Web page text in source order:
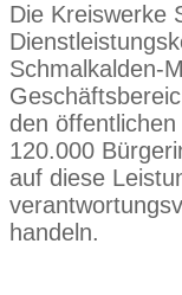
Die Kreiswerke
Schmalkalden-
den
120.000
auf diese
handeln.